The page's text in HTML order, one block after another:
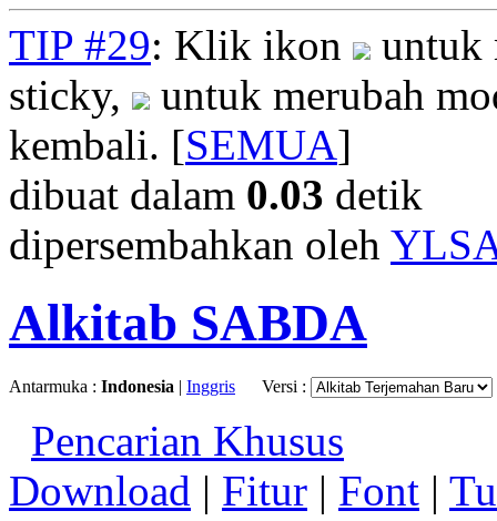
TIP #29: Klik ikon
untuk
sticky,
untuk merubah
kembali. [SEMUA]
dibuat dalam 0.03 detik
dipersembahkan oleh
Alkitab SABDA
Antarmuka : Indonesia | Inggris Versi :
Pencarian Khusus
Download | Fitur | Font |